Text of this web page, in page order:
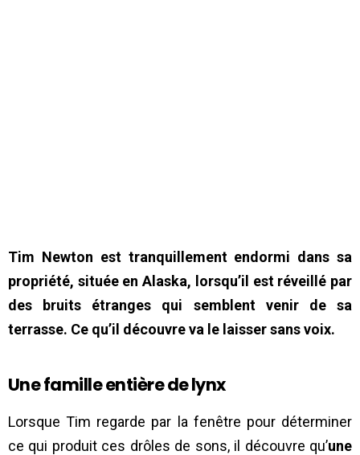
Tim Newton est tranquillement endormi dans sa
propriété, située en Alaska, lorsqu’il est réveillé par
des bruits étranges qui semblent venir de sa
terrasse. Ce qu’il découvre va le laisser sans voix.
Une famille entière de lynx
Lorsque Tim regarde par la fenêtre pour déterminer
ce qui produit ces drôles de sons, il découvre qu’une